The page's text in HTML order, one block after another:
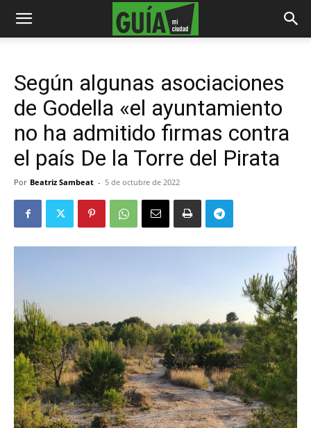
Según algunas asociaciones
de Godella «el ayuntamiento
no ha admitido firmas contra
el país De la Torre del Pirata
Por Beatriz Sambeat - 5 de octubre de 2022